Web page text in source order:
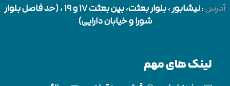
آدرس:نیشابور
، بلوار بعثت، بین بعثت 17 و 19 ، (حد فاصل بلوار
شورا و خیابان دارایی)
لینک های مهم